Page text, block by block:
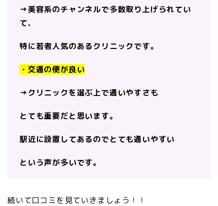
→美容系のチャンネルで多数取り上げられてい
て、
特に若者人気のあるクリニックです。
・交通の便が良い
→クリニックを選ぶ上で通いやすさも
とても重要だと思います。
駅近に設置してあるのでとても通いやすい
という声が多いです。
続いて口コミを見ていきましょう！！